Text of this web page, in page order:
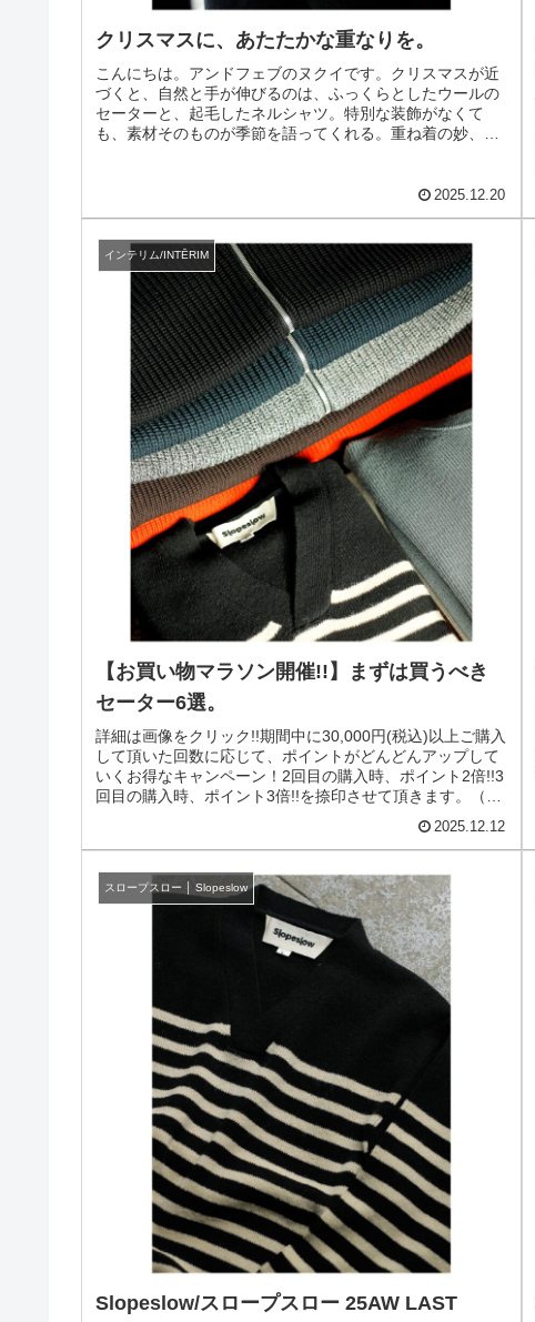
クリスマスに、あたたかな重なりを。
こんにちは。アンドフェブのヌクイです。クリスマスが近
づくと、自然と手が伸びるのは、ふっくらとしたウールの
セーターと、起毛したネルシャツ。特別な装飾がなくて
も、素材そのものが季節を語ってくれる。重ね着の妙、色
2025.12.20
インテリム/INTĒRIM
【お買い物マラソン開催!!】まずは買うべき
セーター6選。
詳細は画像をクリック!!期間中に30,000円(税込)以上ご購入
して頂いた回数に応じて、ポイントがどんどんアップして
いくお得なキャンペーン！2回目の購入時、ポイント2倍!!3
回目の購入時、ポイント3倍!!を捺印させて頂きます。（一
2025.12.12
スロープスロー │ Slopeslow
Slopeslow/スロープスロー 25AW LAST